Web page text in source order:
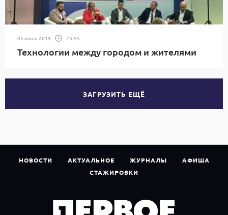
05 июля 2019 23:55
Технологии между городом и жителями
ЗАГРУЗИТЬ ЕЩЁ
НОВОСТИ АКТУАЛЬНОЕ ЖУРНАЛЫ
АФИША
СТАЖИРОВКИ